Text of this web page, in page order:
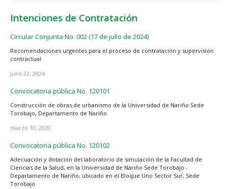
Intenciones de Contratación
Circular Conjunta No. 002 (17 de julio de 2024)
Recomendaciones urgentes para el proceso de contratación y supervisión
contractual
julio 22, 2024
Convocatoria pública No. 120101
Construcción de obras de urbanismo de la Universidad de Nariño Sede
Torobajo, Departamento de Nariño
marzo 10, 2020
Convocatoria pública No. 120102
Adecuación y dotación del laboratorio de simulación de la Facultad de
Ciencias de la Salud, en la Universidad de Nariño Sede Torobajo -
Departamento de Nariño, ubicado en el Bloque Uno Sector Sur, Sede
Torobajo